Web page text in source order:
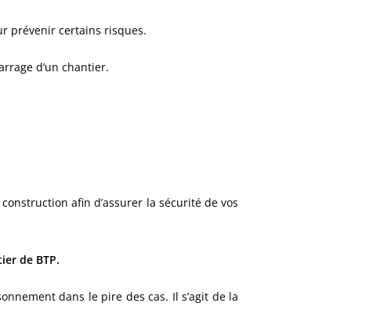
prévenir certains risques.
d’un chantier.
afin d’assurer la sécurité de vos
de BTP.
dans le pire des cas. Il s’agit de la